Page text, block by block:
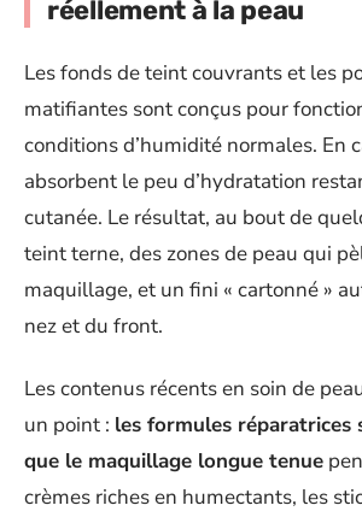
réellement à la peau
Les fonds de teint couvrants et les
matifiantes sont conçus pour
conditions d’humidité normales. En
absorbent le peu d’hydratation
cutanée. Le résultat, au bout de
teint terne, des zones de peau qui
maquillage, et un fini « cartonné »
nez et du front.
Les contenus récents en soin de
un point : les formules réparatrices
que le maquillage longue tenue
crèmes riches en humectants, les